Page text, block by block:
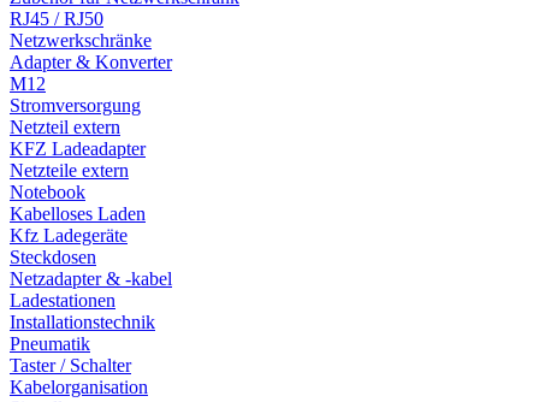
RJ45 / RJ50
Netzwerkschränke
Adapter & Konverter
M12
Stromversorgung
Netzteil extern
KFZ Ladeadapter
Netzteile extern
Notebook
Kabelloses Laden
Kfz Ladegeräte
Steckdosen
Netzadapter & -kabel
Ladestationen
Installationstechnik
Pneumatik
Taster / Schalter
Kabelorganisation